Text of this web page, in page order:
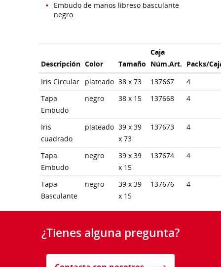
Embudo de manos libreso basculante
negro.
Descripción Color Tamaño
Caja
Núm.Art. Packs/
Iris Circular
plateado 38 x 73 137667
4
Tapa
Embudo
negro 38 x 15 137668 4
Iris
cuadrado
plateado 39 x 39
x 73
137673 4
Tapa
Embudo
negro
39 x 39
x 15
137674 4
Tapa
Basculante
negro
39 x 39
x 15
137676 4
¿Tienes alguna pregunta?